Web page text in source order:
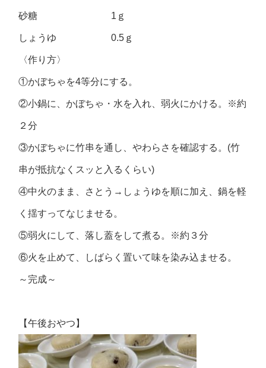
砂糖 1ｇ
しょうゆ 0.5ｇ
〈作り方〉
①かぼちゃを4等分にする。
②小鍋に、かぼちゃ・水を入れ、弱火にかける。※約
２分
③かぼちゃに竹串を通し、やわらさを確認する。(竹
串が抵抗なくスッと入るくらい)
④中火のまま、さとう→しょうゆを順に加え、鍋を軽
く揺すってなじませる。
⑤弱火にして、落し蓋をして煮る。※約３分
⑥火を止めて、しばらく置いて味を染み込ませる。
～完成～
【午後おやつ】